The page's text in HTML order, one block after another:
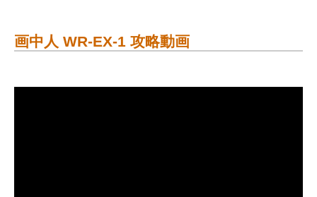
画中人 WR-EX-1 攻略動画